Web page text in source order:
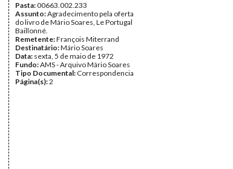
Pasta:00663.002.233
Assunto:Agradecimento pela oferta
do livro de Mário Soares, Le Portugal
Baillonné.
Remetente:François Miterrand
Destinatário:Mário Soares
Data: sexta, 5 de maio de 1972
Fundo:AMS - Arquivo Mário Soares
Tipo Documental: Correspondencia
Página(s):2